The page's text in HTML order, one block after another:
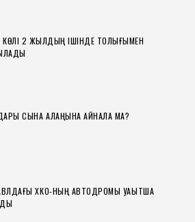
КӨЛІ 2 ЖЫЛДЫҢ ІШІНДЕ ТОЛЫҒЫМЕН
СЫНАҚ АЛАҢЫНА АЙНАЛА МА?
ХҚКО-НЫҢ АВТОДРОМЫ УАҚЫТША